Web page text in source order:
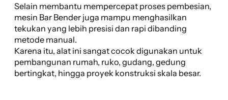
Selain membantu mempercepat proses pembesian,
mesin Bar Bender juga mampu menghasilkan
tekukan yang lebih presisi dan rapi dibanding
metode manual.
Karena itu, alat ini sangat cocok digunakan untuk
pembangunan rumah, ruko, gudang, gedung
bertingkat, hingga proyek konstruksi skala besar.